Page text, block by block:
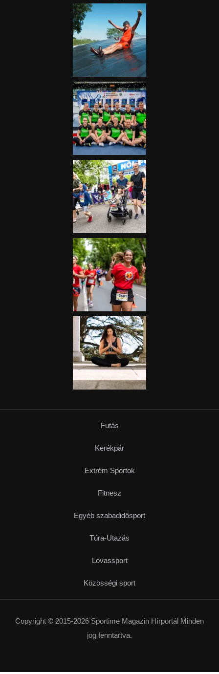
Futás
Kerékpár
Extrém Sportok
Fitnesz
Egyéb szabadidősport
Túra-Utazás
Lovassport
Közösségi sport
Copyright © 2015-2026 Sportime Magazin Hírportál Minden
jog fenntartva.